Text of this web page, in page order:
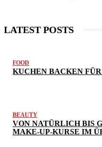
LATEST POSTS
FOOD
KUCHEN BACKEN
BEAUTY
VON NATÜRLICH BIS
MAKE-UP-KURSE IM